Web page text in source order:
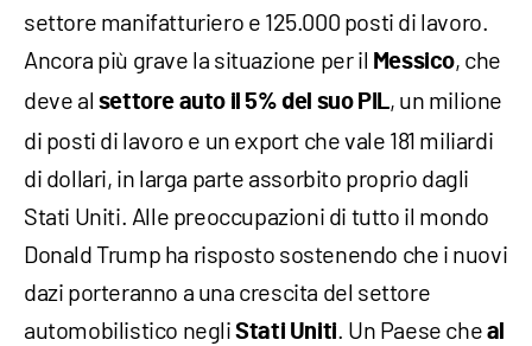
settore manifatturiero e 125.000 posti di lavoro.
Ancora più grave la situazione per il Messico, che
deve al settore auto il 5% del suo PIL, un milione
di posti di lavoro e un export che vale 181 miliardi
di dollari, in larga parte assorbito proprio dagli
Stati Uniti. Alle preoccupazioni di tutto il mondo
Donald Trump ha risposto sostenendo che i nuovi
dazi porteranno a una crescita del settore
automobilistico negliStati Uniti. Un Paese che al